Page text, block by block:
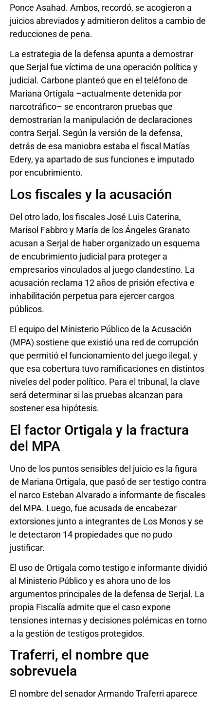
Ponce Asahad. Ambos, recordó, se acogieron a
juicios abreviados y admitieron delitos a cambio de
reducciones de pena.
La estrategia de la defensa apunta a demostrar
que Serjal fue víctima de una operación política y
judicial. Carbone planteó que en el teléfono de
Mariana Ortigala –actualmente detenida por
narcotráfico– se encontraron pruebas que
demostrarían la manipulación de declaraciones
contra Serjal. Según la versión de la defensa,
detrás de esa maniobra estaba el fiscal Matías
Edery, ya apartado de sus funciones e imputado
por encubrimiento.
Los fiscales y la acusación
Del otro lado, los fiscales José Luis Caterina,
Marisol Fabbro y María de los Ángeles Granato
acusan a Serjal de haber organizado un esquema
de encubrimiento judicial para proteger a
empresarios vinculados al juego clandestino. La
acusación reclama 12 años de prisión efectiva e
inhabilitación perpetua para ejercer cargos
públicos.
El equipo del Ministerio Público de la Acusación
(MPA) sostiene que existió una red de corrupción
que permitió el funcionamiento del juego ilegal, y
que esa cobertura tuvo ramificaciones en distintos
niveles del poder político. Para el tribunal, la clave
será determinar si las pruebas alcanzan para
sostener esa hipótesis.
El factor Ortigala y la fractura
del MPA
Uno de los puntos sensibles del juicio es la figura
de Mariana Ortigala, que pasó de ser testigo contra
el narco Esteban Alvarado a informante de fiscales
del MPA. Luego, fue acusada de encabezar
extorsiones junto a integrantes de Los Monos y se
le detectaron 14 propiedades que no pudo
justificar.
El uso de Ortigala como testigo e informante dividió
al Ministerio Público y es ahora uno de los
argumentos principales de la defensa de Serjal. La
propia Fiscalía admite que el caso expone
tensiones internas y decisiones polémicas en torno
a la gestión de testigos protegidos.
Traferri, el nombre que
sobrevuela
El nombre del senador Armando Traferri aparece